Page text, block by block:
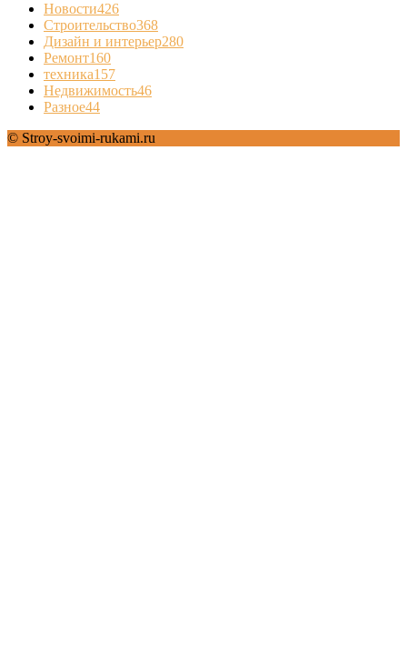
Новости426
Строительство368
Дизайн и интерьер280
Ремонт160
техника157
Недвижимость46
Разное44
© Stroy-svoimi-rukami.ru